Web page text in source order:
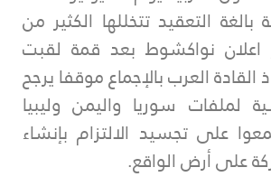
التعقيد تتخللها الكثير من
اعلان نواكشوط بعد قمة لقبت
القادة العرب بالإجماع موقفا يرجح
لملفات سوريا واليمن وليبيا
على تجسيد الالتزام بإنشاء
على أرض الواقع.